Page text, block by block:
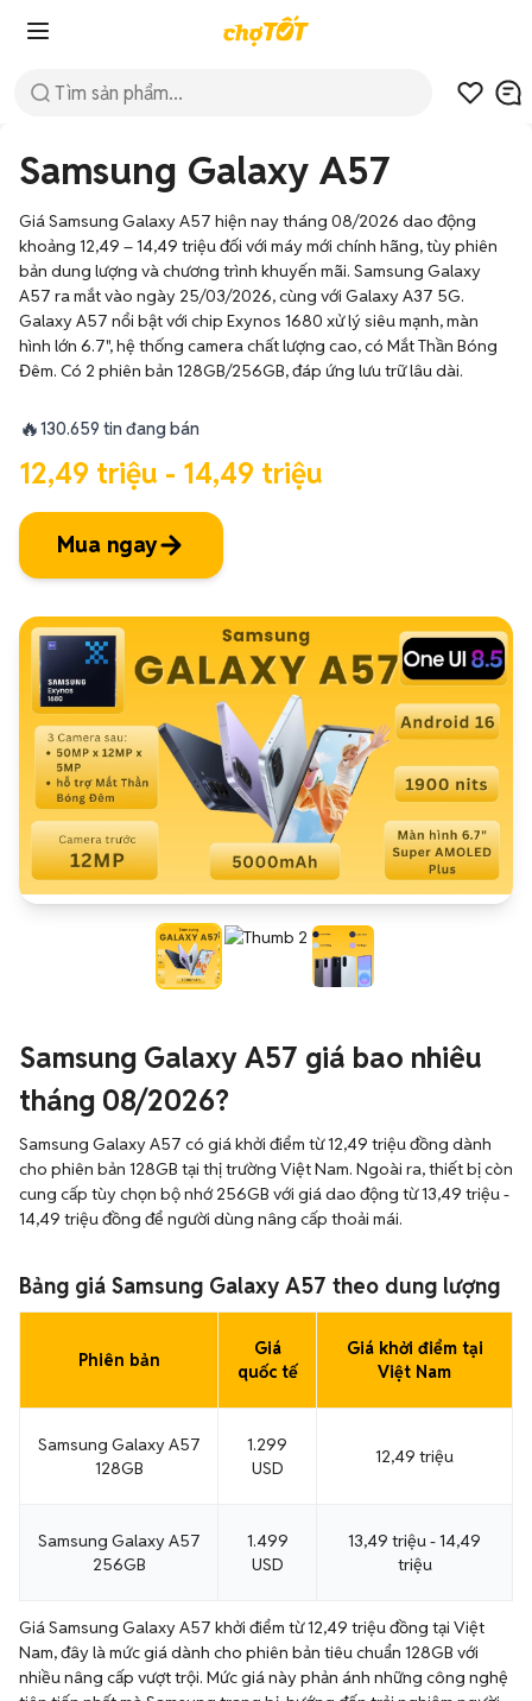
Samsung Galaxy A57
Giá Samsung Galaxy A57 hiện nay tháng 08/2026 dao động
khoảng 12,49 – 14,49 triệu đối với máy mới chính hãng, tùy phiên
bản dung lượng và chương trình khuyến mãi. Samsung Galaxy
A57 ra mắt vào ngày 25/03/2026, cùng với Galaxy A37 5G.
Galaxy A57 nổi bật với chip Exynos 1680 xử lý siêu mạnh, màn
hình lớn 6.7", hệ thống camera chất lượng cao, có Mắt Thần Bóng
Đêm. Có 2 phiên bản 128GB/256GB, đáp ứng lưu trữ lâu dài.
🔥130.659 tin đang bán
12,49 triệu - 14,49 triệu
Mua ngay
Samsung Galaxy A57 giá bao nhiêu
tháng 08/2026?
Samsung Galaxy A57 có giá khởi điểm từ 12,49 triệu đồng dành
cho phiên bản 128GB tại thị trường Việt Nam. Ngoài ra, thiết bị còn
cung cấp tùy chọn bộ nhớ 256GB với giá dao động từ 13,49 triệu -
14,49 triệu đồng để người dùng nâng cấp thoải mái.
Bảng giá Samsung Galaxy A57 theo dung lượng
Phiên bản
Giá
quốc tế
Giá khởi điểm tại
Việt Nam
Samsung Galaxy A57
128GB
1.299
USD
12,49 triệu
Samsung Galaxy A57
256GB
1.499
USD
13,49 triệu - 14,49
triệu
Giá Samsung Galaxy A57 khởi điểm từ 12,49 triệu đồng tại Việt
Nam, đây là mức giá dành cho phiên bản tiêu chuẩn 128GB với
nhiều nâng cấp vượt trội. Mức giá này phản ánh những công nghệ